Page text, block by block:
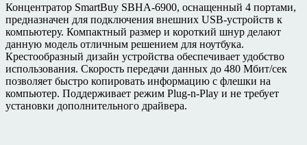
Концентратор SmartBuy SBHA-6900, оснащенный 4 портами,
предназначен для подключения внешних USB-устройств к
компьютеру. Компактный размер и короткий шнур делают
данную модель отличным решением для ноутбука.
Крестообразный дизайн устройства обеспечивает удобство
использования. Скорость передачи данных до 480 Мбит/сек
позволяет быстро копировать информацию с флешки на
компьютер. Поддерживает режим Plug-n-Play и не требует
установки дополнительного драйвера.